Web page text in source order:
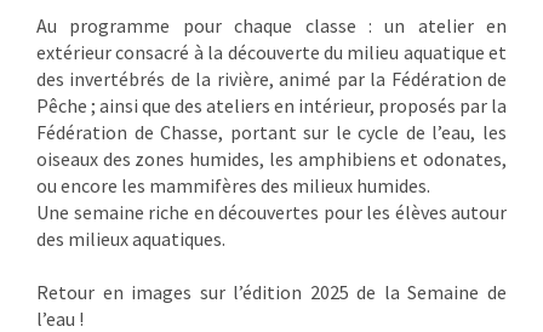
Au programme pour chaque classe : un atelier en
extérieur consacré à la découverte du milieu aquatique et
des invertébrés de la rivière, animé par la Fédération de
Pêche ; ainsi que des ateliers en intérieur, proposés par la
Fédération de Chasse, portant sur le cycle de l’eau, les
oiseaux des zones humides, les amphibiens et odonates,
ou encore les mammifères des milieux humides.
Une semaine riche en découvertes pour les élèves autour
des milieux aquatiques.
Retour en images sur l’édition 2025 de la Semaine de
l’eau !